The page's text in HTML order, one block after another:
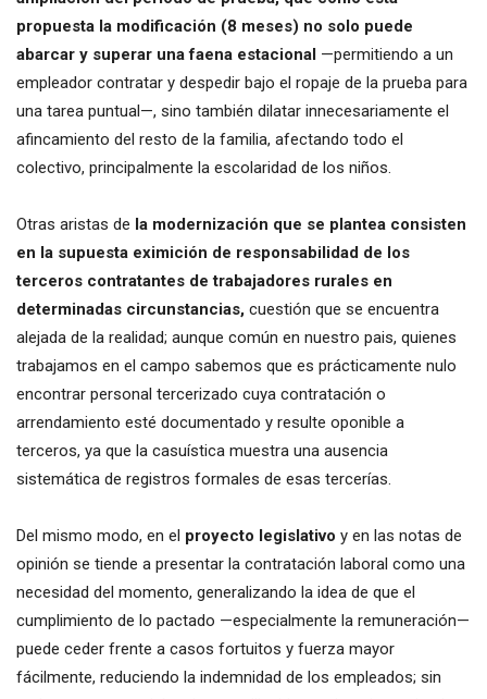
propuesta la modificación (8 meses) no solo puede
abarcar y superar una faena estacional —permitiendo a un
empleador contratar y despedir bajo el ropaje de la prueba para
una tarea puntual—, sino también dilatar innecesariamente el
afincamiento del resto de la familia, afectando todo el
colectivo, principalmente la escolaridad de los niños.
Otras aristas de la modernización que se plantea consisten
en la supuesta eximición de responsabilidad de los
terceros contratantes de trabajadores rurales en
determinadas circunstancias, cuestión que se encuentra
alejada de la realidad; aunque común en nuestro pais, quienes
trabajamos en el campo sabemos que es prácticamente nulo
encontrar personal tercerizado cuya contratación o
arrendamiento esté documentado y resulte oponible a
terceros, ya que la casuística muestra una ausencia
sistemática de registros formales de esas tercerías.
Del mismo modo, en el proyecto legislativo y en las notas de
opinión se tiende a presentar la contratación laboral como una
necesidad del momento, generalizando la idea de que el
cumplimiento de lo pactado —especialmente la remuneración—
puede ceder frente a casos fortuitos y fuerza mayor
fácilmente, reduciendo la indemnidad de los empleados; sin